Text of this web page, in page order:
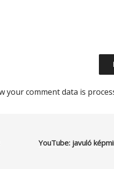
your comment data is
YouTube: javuló